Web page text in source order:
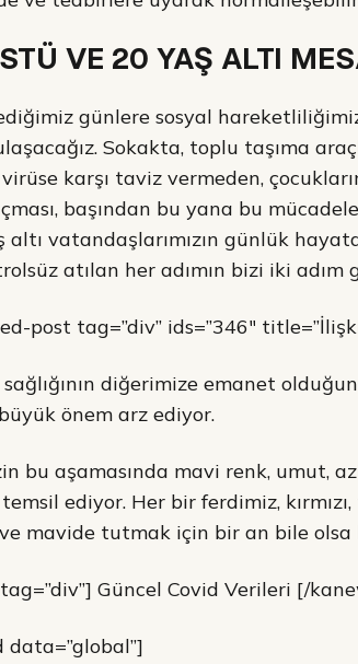
VE 20 YAŞ ALTI
günlere sosyal
Sokakta, toplu taşıma
karşı taviz vermeden,
başından bu yana bu
vatandaşlarımızın günlük
atılan her adımın bizi iki
post tag=”div” ids=”346″
diğerimize emanet
önem arz ediyor.
bu aşamasında mavi renk, umut,
temsil ediyor. Her bir ferdimiz,
mavide tutmak için bir an bile
Güncel Covid Verileri [/